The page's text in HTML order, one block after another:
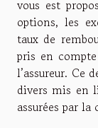
vous est
options, les
taux de
pris en
l’assureur. Ce
divers mis en
assurées par la